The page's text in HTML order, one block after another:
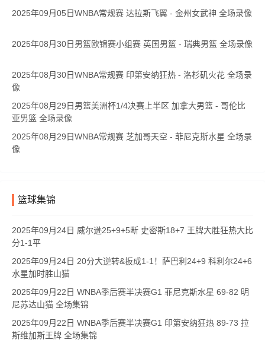
2025年09月05日WNBA常规赛 达拉斯飞翼 - 金州女武神 全场录像
2025年08月30日男篮欧锦赛小组赛 英国男篮 - 瑞典男篮 全场录像
2025年08月30日WNBA常规赛 印第安纳狂热 - 洛杉矶火花 全场录
像
2025年08月29日男篮美洲杯1/4决赛上半区 加拿大男篮 - 哥伦比
亚男篮 全场录像
2025年08月29日WNBA常规赛 芝加哥天空 - 菲尼克斯水星 全场录
像
篮球集锦
2025年09月24日 威尔逊25+9+5断 史密斯18+7 王牌大胜狂热大比
分1-1平
2025年09月24日 20分大逆转&扳成1-1！萨巴利24+9 科利尔24+6
水星加时胜山猫
2025年09月22日 WNBA季后赛半决赛G1 菲尼克斯水星 69-82 明
尼苏达山猫 全场集锦
2025年09月22日 WNBA季后赛半决赛G1 印第安纳狂热 89-73 拉
斯维加斯王牌 全场集锦